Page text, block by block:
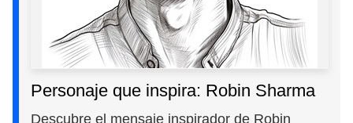
Personaje que inspira: Robin Sharma
Descubre el mensaje inspirador de Robin